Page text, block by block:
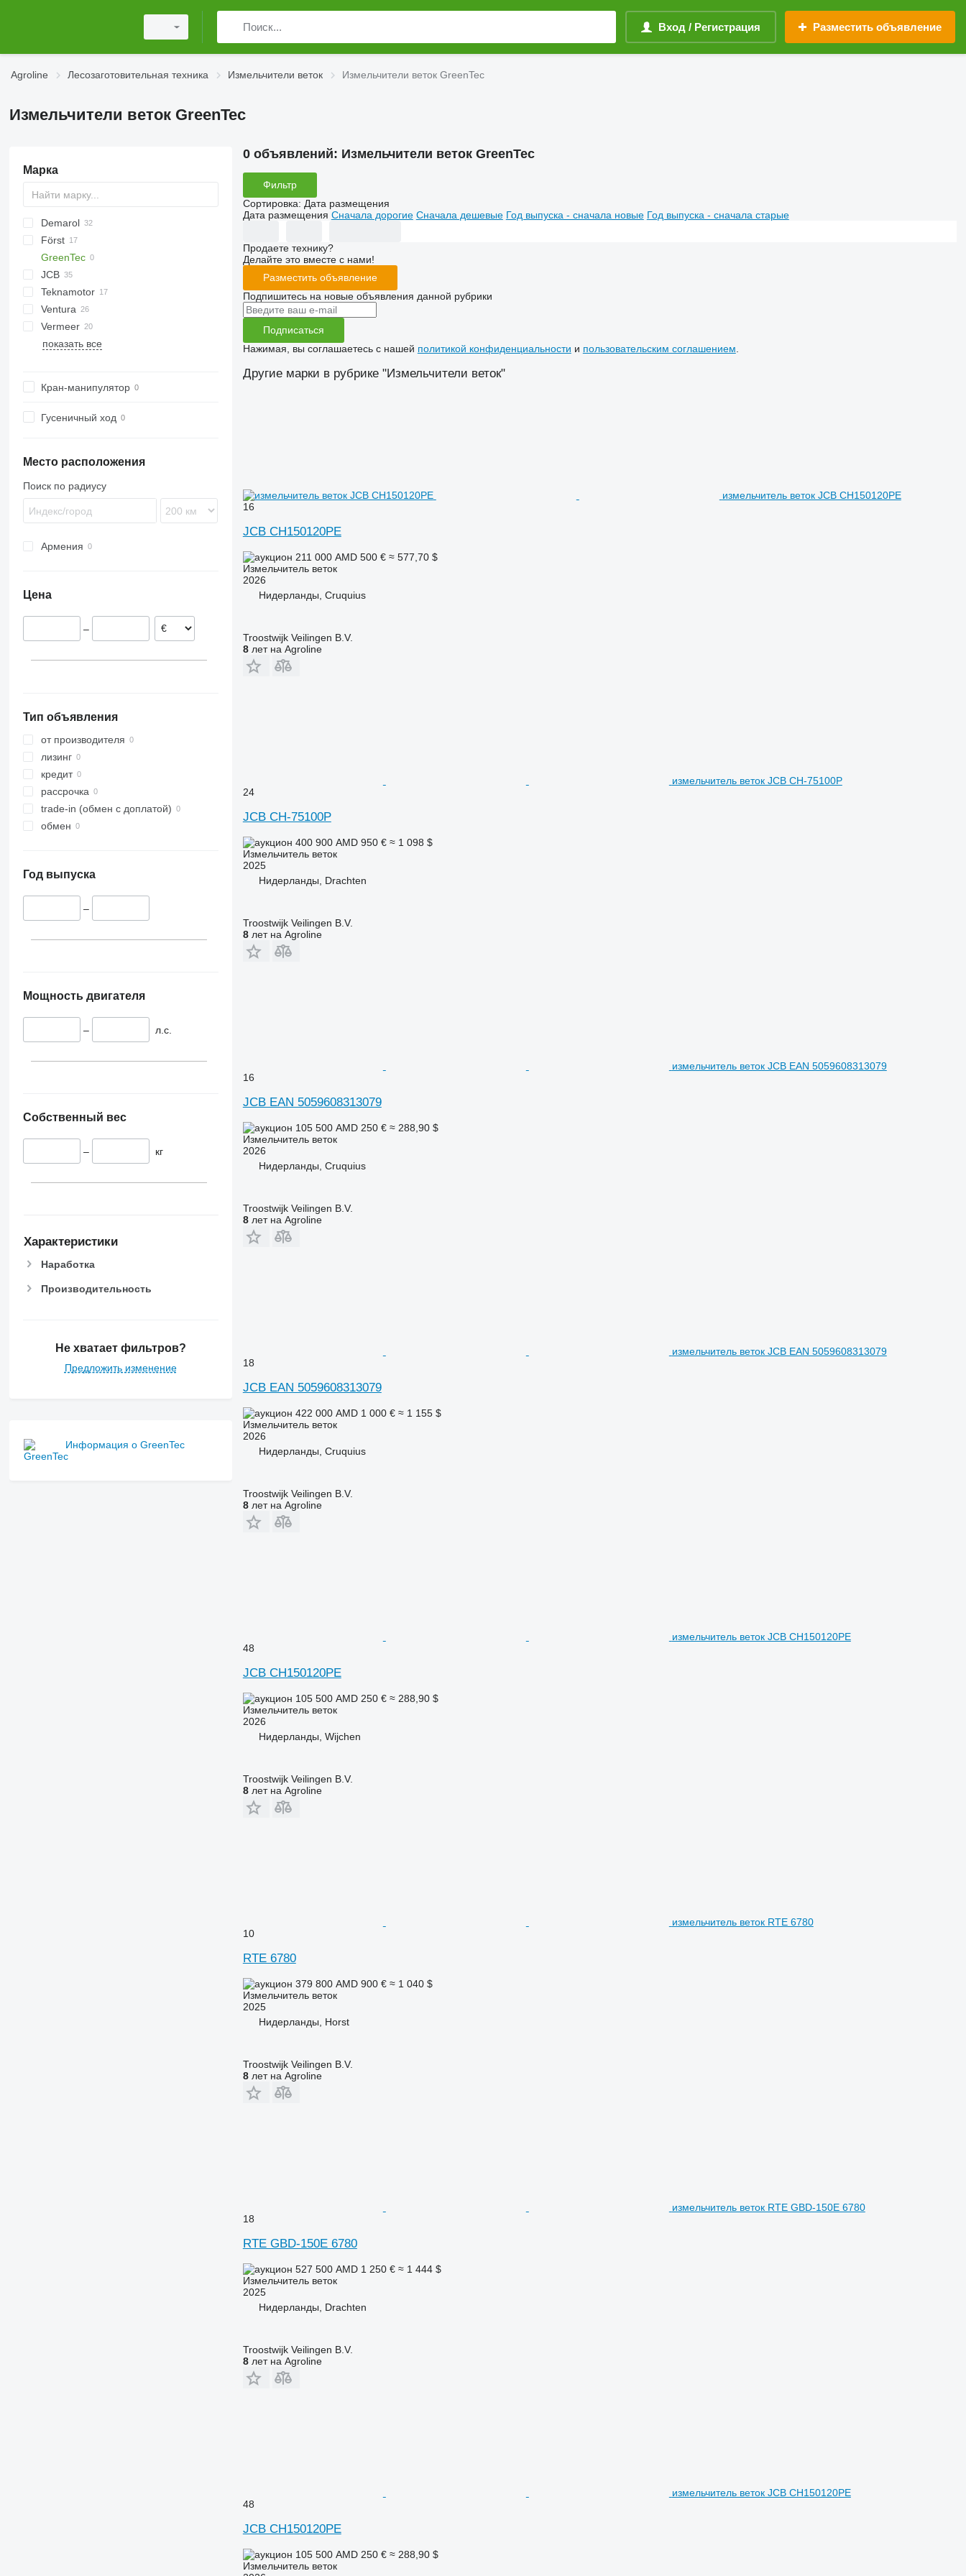
Вход / Регистрация Разместить объявление
Agroline Лесозаготовительная техника Измельчители веток Измельчители веток GreenTec
Измельчители веток GreenTec
Марка
CK
Demarol
R-12
R-13
Tajga
AK
DW
Biber
Först
ST
TR
Arborist
QuadTrak
GreenTec
JCB
A-series
Hem
1510 E
Crambo
Big X
CS
TP
OL
PTH
MR
Teknamotor
Skorpion
1270
TW
Ventura
Vermeer
BC
FH
MZA
показать все
Кран-манипулятор
Гусеничный ход
Место расположения
Поиск по радиусу
Армения
Цена
–
Тип объявления
от производителя
лизинг
кредит
рассрочка
trade-in (обмен с доплатой)
обмен
Год выпуска
–
Мощность двигателя
– л.с.
Собственный вес
– кг
Характеристики
Наработка
Производительность
Не хватает фильтров?
Предложить изменение
Информация о GreenTec
0 объявлений: Измельчители веток GreenTec
Фильтр
Сортировка: Дата размещения
Дата размещения Сначала дорогие Сначала дешевые Год выпуска - сначала новые Год выпуска - сначала старые
Продаете технику?
Делайте это вместе с нами!
Разместить объявление
Подпишитесь на новые объявления данной рубрики
Подписаться
Нажимая, вы соглашаетесь с нашей политикой конфиденциальности и пользовательским соглашением
Другие марки в рубрике "Измельчители веток"
измельчитель веток JCB CH150120PE
16
JCB CH150120PE
211 000 AMD 500 € ≈ 577,70 $
Измельчитель веток
2026
Нидерланды, Cruquius
Troostwijk Veilingen B.V.
8лет на Agroline
измельчитель веток JCB CH-75100P
24
JCB CH-75100P
400 900 AMD 950 € ≈ 1 098 $
Измельчитель веток
2025
Нидерланды, Drachten
Troostwijk Veilingen B.V.
8лет на Agroline
измельчитель веток JCB EAN 5059608313079
16
JCB EAN 5059608313079
105 500 AMD 250 € ≈ 288,90 $
Измельчитель веток
2026
Нидерланды, Cruquius
Troostwijk Veilingen B.V.
8лет на Agroline
измельчитель веток JCB EAN 5059608313079
18
JCB EAN 5059608313079
422 000 AMD 1 000 € ≈ 1 155 $
Измельчитель веток
2026
Нидерланды, Cruquius
Troostwijk Veilingen B.V.
8лет на Agroline
измельчитель веток JCB CH150120PE
48
JCB CH150120PE
105 500 AMD 250 € ≈ 288,90 $
Измельчитель веток
2026
Нидерланды, Wijchen
Troostwijk Veilingen B.V.
8лет на Agroline
измельчитель веток RTE 6780
10
RTE 6780
379 800 AMD 900 € ≈ 1 040 $
Измельчитель веток
2025
Нидерланды, Horst
Troostwijk Veilingen B.V.
8лет на Agroline
измельчитель веток RTE GBD-150E 6780
18
RTE GBD-150E 6780
527 500 AMD 1 250 € ≈ 1 444 $
Измельчитель веток
2025
Нидерланды, Drachten
Troostwijk Veilingen B.V.
8лет на Agroline
измельчитель веток JCB CH150120PE
48
JCB CH150120PE
105 500 AMD 250 € ≈ 288,90 $
Измельчитель веток